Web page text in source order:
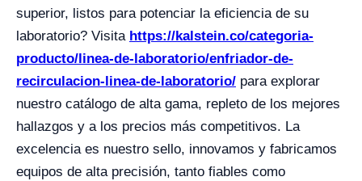
superior, listos para potenciar la eficiencia de su
laboratorio? Visita https://kalstein.co/categoria-
producto/linea-de-laboratorio/enfriador-de-
recirculacion-linea-de-laboratorio/ para explorar
nuestro catálogo de alta gama, repleto de los mejores
hallazgos y a los precios más competitivos. La
excelencia es nuestro sello, innovamos y fabricamos
equipos de alta precisión, tanto fiables como